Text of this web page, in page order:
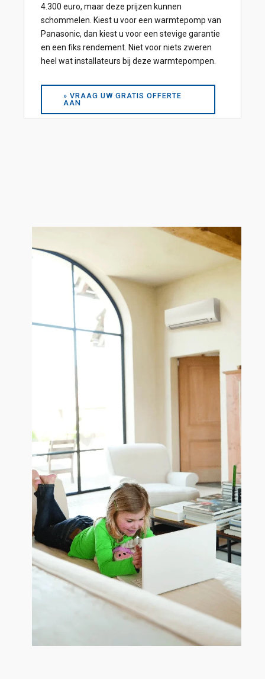
4.300 euro, maar deze prijzen kunnen
schommelen. Kiest u voor een warmtepomp van
Panasonic, dan kiest u voor een stevige garantie
en een fiks rendement. Niet voor niets zweren
heel wat installateurs bij deze warmtepompen.
» VRAAG UW GRATIS OFFERTE
AAN